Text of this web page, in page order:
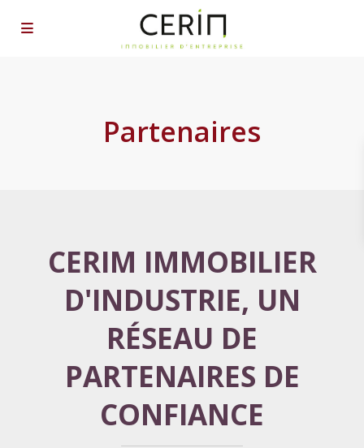
Partenaires
CERIM IMMOBILIER
D'INDUSTRIE, UN
RÉSEAU DE
PARTENAIRES DE
CONFIANCE